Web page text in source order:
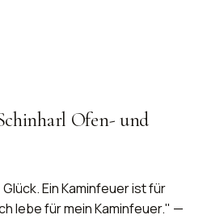
Ofen- und
Ein Kaminfeuer ist für
lebe für mein Kaminfeuer." —